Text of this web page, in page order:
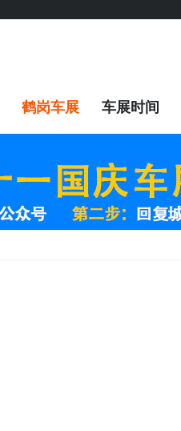
鹤岗车展 车展时间